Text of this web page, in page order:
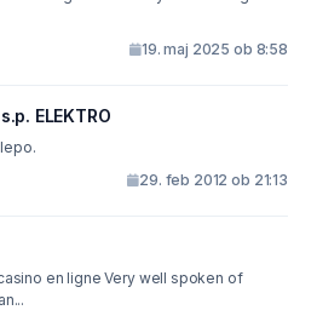
19. maj 2025 ob 8:58
ELEKTRO
29. feb 2012 ob 21:13
en ligne Very well spoken of